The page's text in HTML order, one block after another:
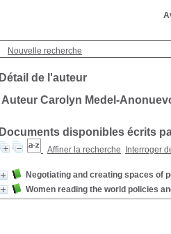
Nouvelle recherche
Détail de l'auteur
Auteur Carolyn Medel-
Documents disponibles écrits
Affiner la recherche Interroger
Negotiating and creating spaces of
Women reading the world policies